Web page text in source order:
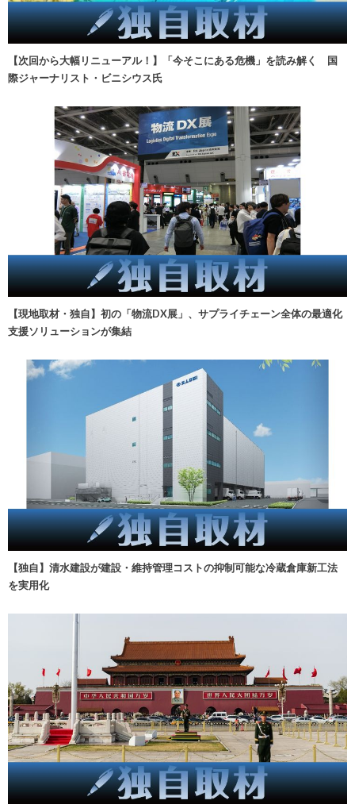
【次回から大幅リニューアル！】「今そこにある危機」を読み解く 国
際ジャーナリスト・ビニシウス氏
【現地取材・独自】初の「物流DX展」、サプライチェーン全体の最適化
支援ソリューションが集結
【独自】清水建設が建設・維持管理コストの抑制可能な冷蔵倉庫新工法
を実用化